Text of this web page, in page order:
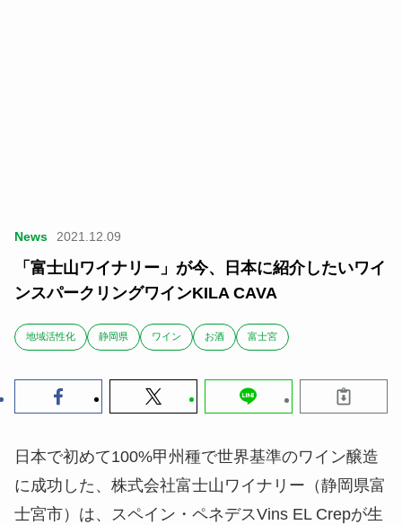
News 2021.12.09
「富士山ワイナリー」が今、日本に紹介したいワイ
ンスパークリングワインKILA CAVA
地域活性化 静岡県 ワイン お酒 富士宮
日本で初めて100%甲州種で世界基準のワイン醸造
に成功した、株式会社富士山ワイナリー（静岡県富
士宮市）は、スペイン・ペネデスVins EL Crepが生